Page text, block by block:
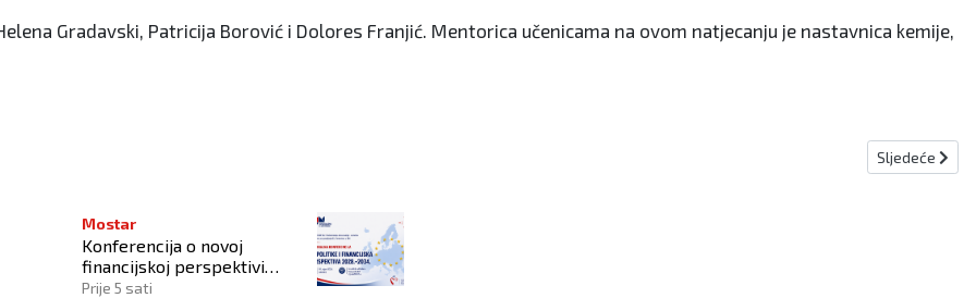
Gradavski, Patricija Borović i Dolores Franjić. Mentorica učenicama na ovom natjecanju je nastavnica kemije,
Sljedeći
Sljedeće
Mostar
Konferencija o novoj
financijskoj perspektivi
Europske unije 2028.–2034.
Prije 5 sati